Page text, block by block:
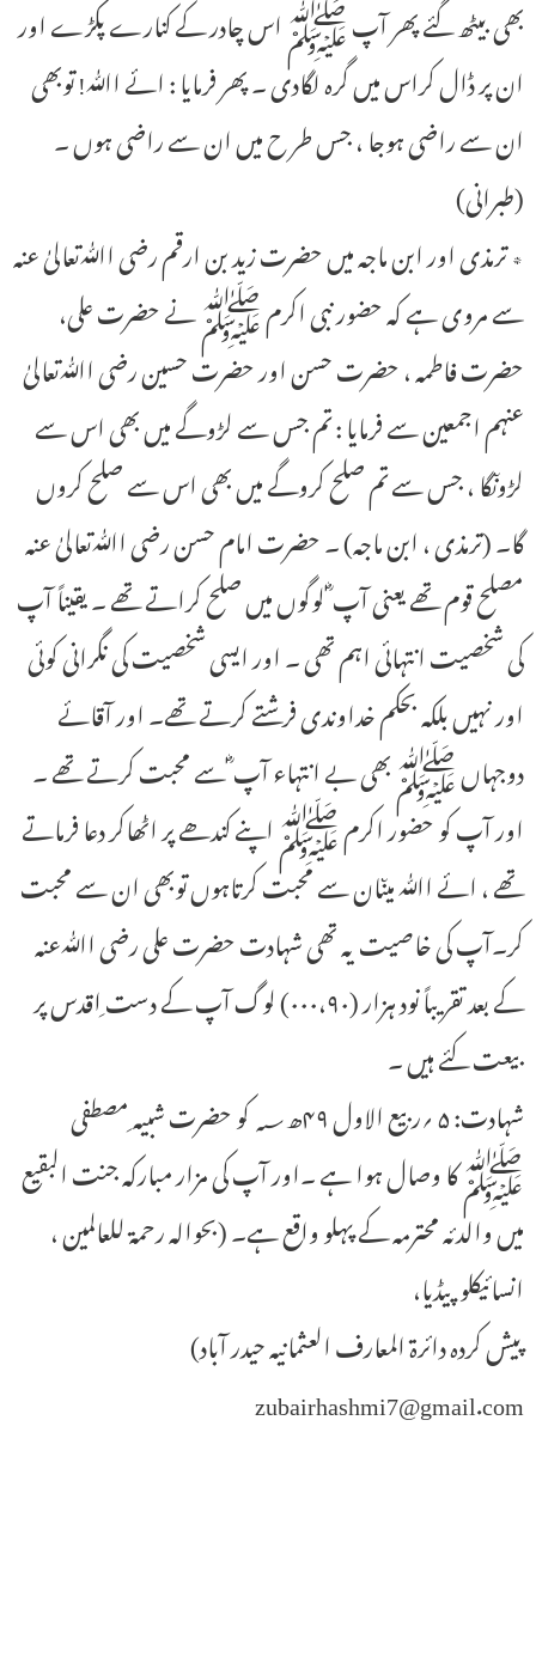
بھی بیٹھ گئے پھر آپ ﷺ اس چادر کے کنارے پکڑے اور
ان پر ڈال کراس میں گرہ لگادی ۔ پھر فرمایا : ائے اﷲ! توبھی
ان سے راضی ہوجا ، جس طر ح میں ان سے راضی ہوں ۔
(طبرانی)
٭ ترمذی اور ابن ماجہ میں حضرت زید بن ارقم رضی اﷲتعالیٰ عنہ
سے مروی ہے کہ حضور نبی اکرم ﷺ نے حضرت علی،
حضرت فاطمہ ، حضرت حسن اور حضرت حسین رضی اﷲتعالیٰ
عنہم اجمعین سے فرمایا : تم جس سے لڑوگے میں بھی اس سے
لڑوںگا ، جس سے تم صلح کروگے میں بھی اس سے صلح کروں
گا۔ (ترمذی ، ابن ماجہ) ۔ حضرت امام حسن رضی اﷲتعالیٰ عنہ
مصلح قوم تھے یعنی آپ ؓ لوگوں میں صلح کراتے تھے ۔ یقیناً آپ
کی شخصیت انتہائی اہم تھی ۔ اور ایسی شخصیت کی نگرانی کوئی
اور نہیں بلکہ بحکم خداوندی فرشتے کرتے تھے۔ اور آقائے
دوجہاں ﷺ بھی بے انتہاء آپ ؓ سے محبت کرتے تھے ۔
اور آپ کو حضور اکرم ﷺ اپنے کندھے پر اٹھاکر دعا فرماتے
تھے ، ائے اﷲ میںان سے محبت کرتاہوں توبھی ان سے محبت
کر۔آپ کی خاصیت یہ تھی شہادت حضرت علی رضی اﷲعنہ
کے بعد تقریباً نود ہزار (۰۰۰،۹۰) لوگ آپ کے دست ِاقدس پر
بیعت کئے ہیں ۔
شہادت: ۵ ؍ربیع الاول ۴۹ھ؁ کو حضرت شبیہ ِمصطفی
ﷺ کا وصال ہوا ہے ۔اور آپ کی مزار مبارکہ جنت البقیع
میں والدئہ محترمہ کے پہلو واقع ہے۔ (بحوالہ رحمۃ للعالمین ،
انسائیکلو پیڈیا،
پیش کردہ دائرۃ المعارف العثمانیہ حیدر آباد)
zubairhashmi7@gmail.com